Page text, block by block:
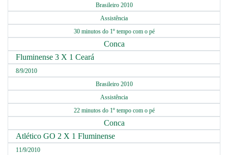
Brasileiro 2010
Assistência
30 minutos do 1º tempo com o pé
Conca
Fluminense 3 X 1 Ceará
8/9/2010
Brasileiro 2010
Assistência
22 minutos do 1º tempo com o pé
Conca
Atlético GO 2 X 1 Fluminense
11/9/2010